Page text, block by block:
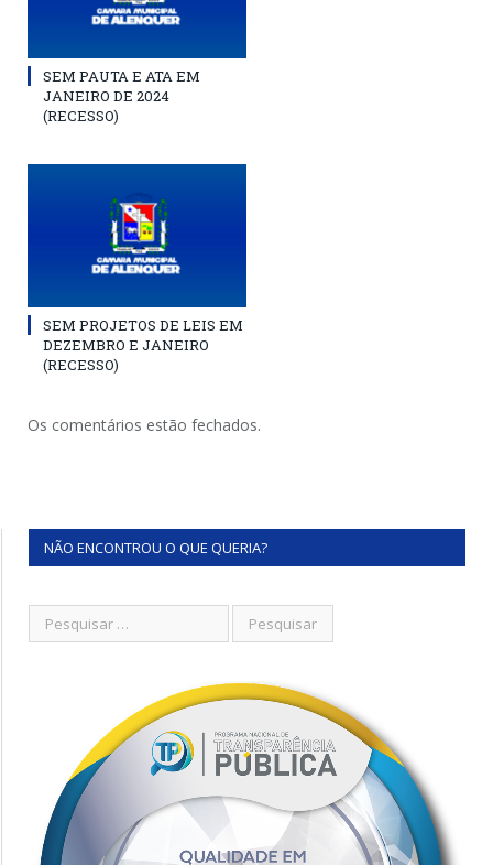
SEM PAUTA E ATA EM
JANEIRO DE 2024
(RECESSO)
SEM PROJETOS DE LEIS EM
DEZEMBRO E JANEIRO
(RECESSO)
Os comentários estão fechados.
NÃO ENCONTROU O QUE QUERIA?